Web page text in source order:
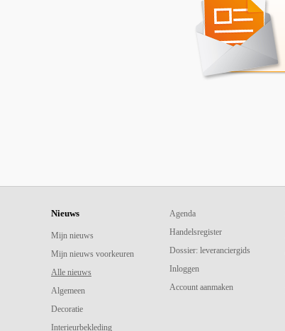
Nieuws
Mijn nieuws
Mijn nieuws voorkeuren
Alle nieuws
Algemeen
Decoratie
Interieurbekleding
Agenda
Handelsregister
Dossier: leveranciergids
Inloggen
Account aanmaken